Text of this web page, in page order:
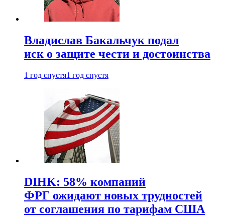
Владислав Бакальчук подал
иск о защите чести и достоинства
1 год спустя1 год спустя
DIHK: 58% компаний
ФРГ ожидают новых трудностей
от соглашения по тарифам США